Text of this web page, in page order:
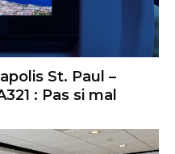
St. Paul –
: Pas si mal